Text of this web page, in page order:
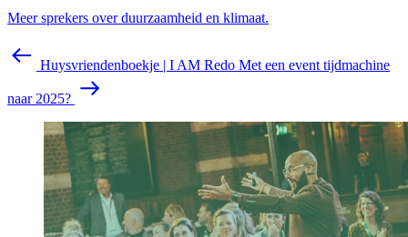
Meer sprekers over duurzaamheid en klimaat.
Huysvriendenboekje | I AM Redo Met een event tijdmachine
naar 2025?